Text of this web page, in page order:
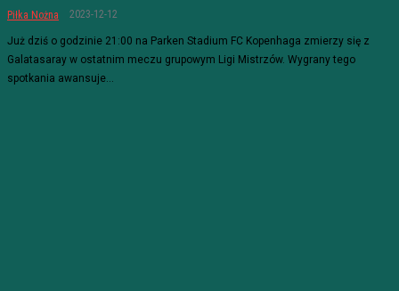
Piłka Nożna 2023-12-12
Już dziś o godzinie 21:00 na Parken Stadium FC Kopenhaga zmierzy się z
Galatasaray w ostatnim meczu grupowym Ligi Mistrzów. Wygrany tego
spotkania awansuje...